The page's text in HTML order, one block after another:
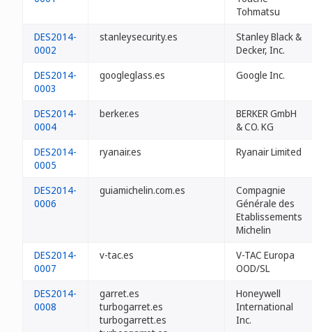
Tohmatsu
DES2014-
0002
stanleysecurity.es
Stanley Black &
Decker, Inc.
DES2014-
0003
googleglass.es Google Inc.
DES2014-
0004
berker.es
BERKER GmbH
& CO. KG
DES2014-
0005
ryanair.es Ryanair Limited
DES2014-
0006
guiamichelin.com.es
Compagnie
Générale des
Etablissements
Michelin
DES2014-
0007
v-tac.es
V-TAC Europa
OOD/SL
DES2014-
0008
garret.es
turbogarret.es
turbogarrett.es
Honeywell
International
Inc.